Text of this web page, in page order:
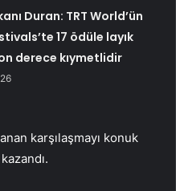
Duran: TRT World’ün
17 ödüle layık
derece kıymetlidir
karşılaşmayı konuk